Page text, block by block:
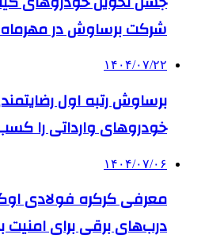
شرکت برساوش در مهرماه
۱۴۰۴/۰۷/۲۲
برساوش رتبه اول
خودروهای وارداتی را
۱۴۰۴/۰۷/۰۶
درب‌های برقی برای امنیت